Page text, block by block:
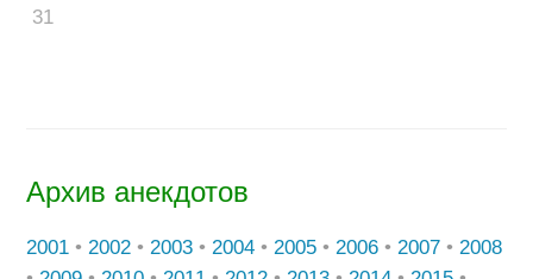
31
Архив анекдотов
2001 • 2002 • 2003 • 2004 • 2005 • 2006 • 2007 • 2008